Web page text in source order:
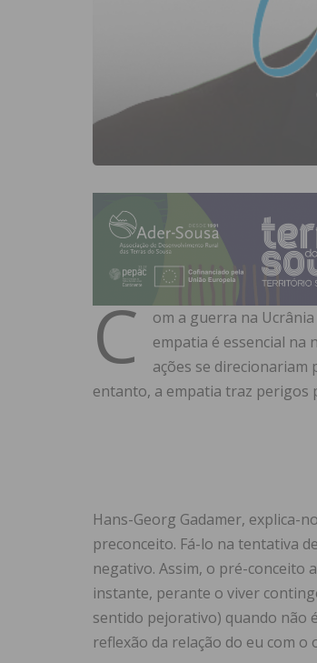
C
om a guerra na
empatia é essencial na
ações se direcionariam
entanto, a empatia traz perigos
Hans-Georg Gadamer, explica-
preconceito. Fá-lo na tentativa
negativo. Assim, o pré-conceito
instante, perante o viver
sentido pejorativo) quando não
reflexão da relação do eu com